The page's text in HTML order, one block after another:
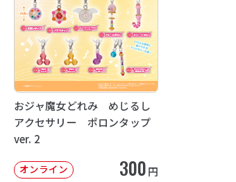
おジャ魔女どれみ めじるし
アクセサリー ポロンタップ
ver. 2
オンライン 300円